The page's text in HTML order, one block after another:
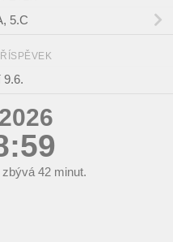
5.C
9.6.
zbývá 42 minut.